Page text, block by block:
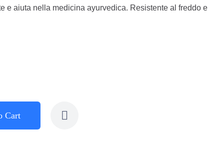
e aiuta nella medicina ayurvedica. Resistente al freddo e
Cart